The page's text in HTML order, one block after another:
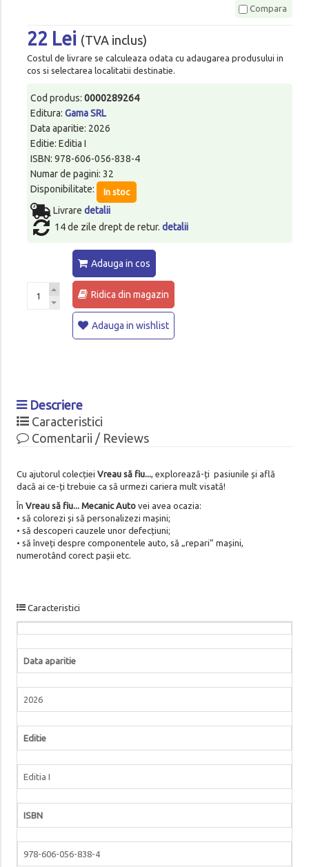
Compara
22 Lei (TVA inclus)
Costul de livrare se calculeaza odata cu adaugarea produsului in
cos si selectarea localitatii destinatie.
Cod produs: 0000289264
Editura: Gama SRL
Data aparitie: 2026
Editie: Editia I
ISBN: 978-606-056-838-4
Numar de pagini: 32
Disponibilitate:
In stoc
Livrare detalii
14 de zile drept de retur. detalii
Adauga in cos
Ridica din magazin
Adauga in wishlist
Descriere
Caracteristici
Comentarii / Reviews
Cu ajutorul colecției Vreau să fiu... , explorează-ți pasiunile și află
dacă ai ce-ți trebuie ca să urmezi cariera mult visată!
În Vreau să fiu... Mecanic Autovei avea ocazia:
• să colorezi și să personalizezi mașini;
• să descoperi cauzele unor defecțiuni;
• să înveți despre componentele auto, să „repari” mașini,
numerotând corect pașii etc.
Caracteristici
Data aparitie
2026
Editie
Editia I
ISBN
978-606-056-838-4